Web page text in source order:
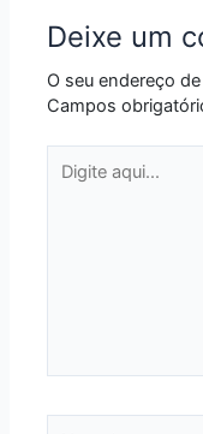
Deixe um
O seu endereço
Campos
aqui...